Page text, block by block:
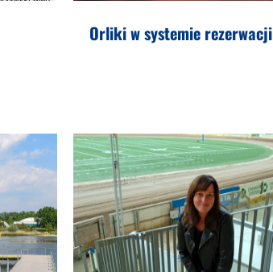
Orliki w systemie rezerwacji